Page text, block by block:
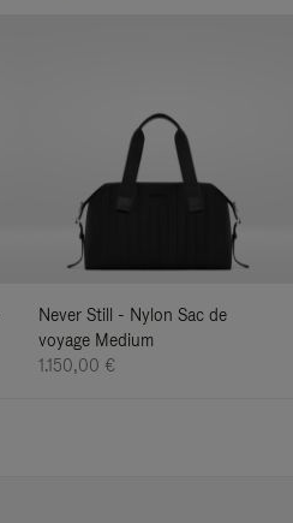
Never Still - Nylon Sac de
voyage Medium
1.150,00 €